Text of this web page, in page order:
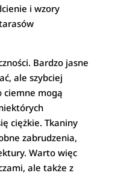
i wzory
Bardzo jasne
ale szybciej
ciemne mogą
ciężkie. Tkaniny
zabrudzenia,
Warto więc
ale także z